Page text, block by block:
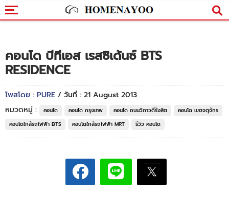
คอนโด บีทีเอส เรสซิเด้นซ์ BTS
RESIDENCE
โพสโดย : PURE / วันที่ : 21 August 2013
หมวดหมู่ :
คอนโด คอนโด กรุงเทพ คอนโด ถนนวิภาวดีรังสิต
คอนโด เขตจตุจักร
คอนโดใกล้รถไฟฟ้า BTS
คอนโดใกล้รถไฟฟ้า MRT รีวิว คอนโด